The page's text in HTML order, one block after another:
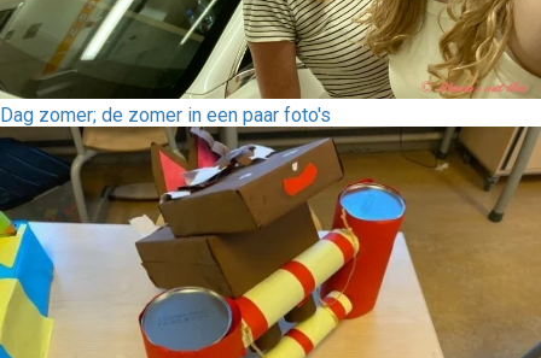
Dag zomer; de zomer in een paar foto's